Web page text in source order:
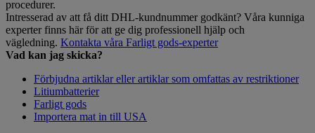
procedurer.
Intresserad av att få ditt DHL-kundnummer godkänt? Våra kunniga
experter finns här för att ge dig professionell hjälp och
vägledning. Kontakta våra Farligt gods-experter
Vad kan jag skicka?
Förbjudna artiklar eller artiklar som omfattas av restriktioner
Litiumbatterier
Farligt gods
Importera mat in till USA